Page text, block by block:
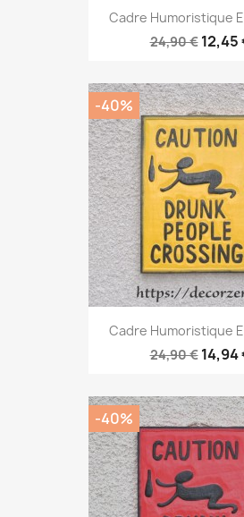
Cadre Humoristique
24,90 € 12,45
Cadre Humoristique
24,90 € 14,94
-40%
-40%